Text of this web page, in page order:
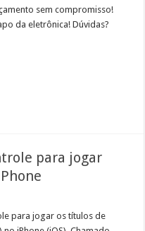
sem compromisso!
da eletrônica! Dúvidas?
para jogar
para jogar os títulos de